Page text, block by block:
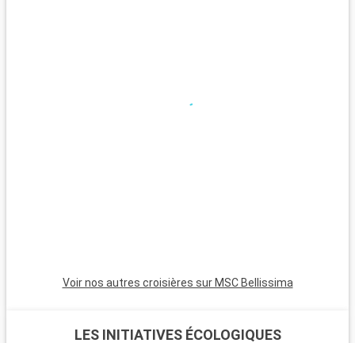
Voir nos autres croisières sur MSC Bellissima
LES INITIATIVES ÉCOLOGIQUES